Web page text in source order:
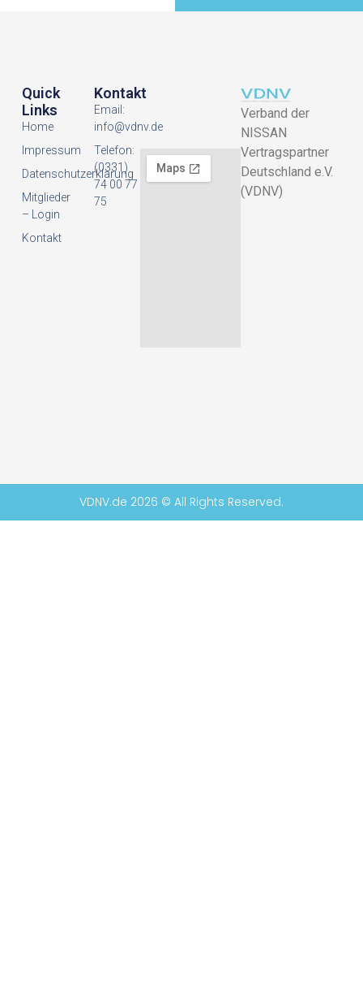
Verband der
NISSAN
Vertragspartner
Deutschland e.V.
(VDNV)
Quick
Links
Home
Impressum
Datenschutzerklarung
Mitglieder
– Login
Kontakt
Kontakt
Email:
info@vdnv.de
Telefon:
(0331)
74 00 77
75
VDNV.de 2026 © All Rights Reserved.